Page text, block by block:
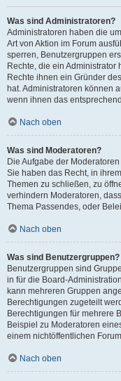
Was sind Administratoren?
Administratoren haben die
Art von Aktion im Forum
sperren, Benutzergruppen
Rechte, die ein
Rechte ihnen ein Gründer
hat. Administratoren können
wenn ihnen das
Nach oben
Was sind Moderatoren?
Die Aufgabe der
Sie haben das Recht, in
Themen zu schließen, zu
verhindern Moderatoren,
Thema Passendes, oder
Nach oben
Was sind Benutzergruppen?
Benutzergruppen sind
in für die Board-
kann mehreren Gruppen
Berechtigungen zugeteilt
Berechtigungen für mehrere
Beispiel zu Moderatoren
einem nichtöffentlichen
Nach oben